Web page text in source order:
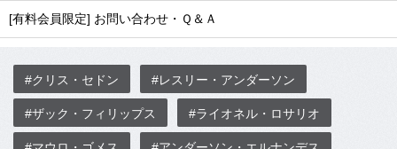
[有料会員限定] お問い合わせ・Ｑ＆Ａ
#クリス・セドン #レスリー・アンダーソン
#ザック・フィリップス #ライオネル・ロサリオ